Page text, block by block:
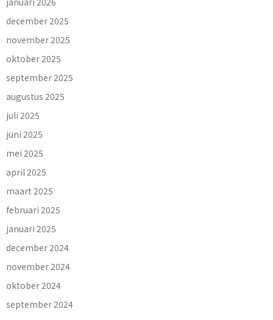
december 2025
november 2025
oktober 2025
september 2025
augustus 2025
juli 2025
juni 2025
mei 2025
april 2025
maart 2025
februari 2025
januari 2025
december 2024
november 2024
oktober 2024
september 2024